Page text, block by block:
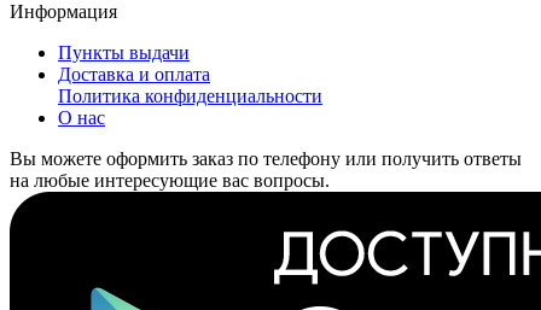
Информация
Пункты выдачи
Доставка и оплата
Политика конфиденциальности
О нас
Вы можете оформить заказ по телефону или получить ответы
на любые интересующие вас вопросы.